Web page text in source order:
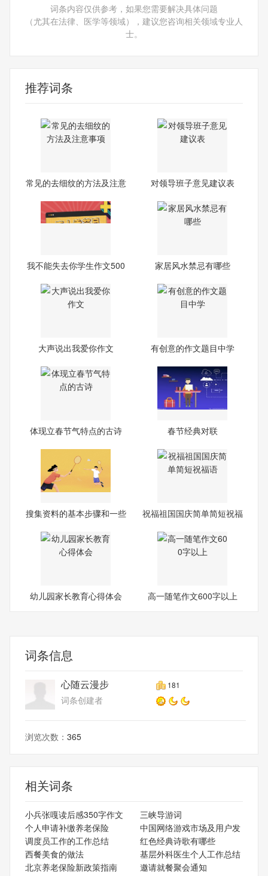
词条内容仅供参考，如果您需要解决具体问题
（尤其在法律、医学等领域），建议您咨询相关领域专业人
士。
推荐词条
常见的去细纹的方法及注意
对领导班子意见建议表
我不能失去你学生作文500
家居风水禁忌有哪些
大声说出我爱你作文 有创意的作文题目中学
体现立春节气特点的古诗 春节经典对联
搜集资料的基本步骤和一些
祝福祖国国庆简单简短祝福
幼儿园家长教育心得体会 高一随笔作文600字以上
词条信息
心随云漫步 181
词条创建者
浏览次数： 365
相关词条
小兵张嘎读后感350字作文
三峡导游词
个人申请补缴养老保险
中国网络游戏市场及用户发
调度员工作的工作总结
红色经典诗歌有哪些
西餐美食的做法
基层外科医生个人工作总结
北京养老保险新政策指南
邀请就餐聚会通知